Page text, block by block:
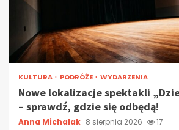
KULTURA PODRÓŻE WYDARZENIA
Nowe lokalizacje spektakli
– sprawdź, gdzie się odbędą!
Anna Michalak 8 sierpnia 2026 17